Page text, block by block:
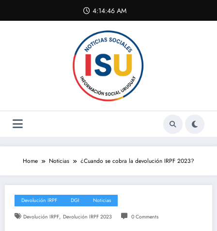
content
4:14:47 AM
Home Noticias ¿Cuando se cobra la devolución IRPF 2023?
Devolución IRPF DGI Noticias
Devolución IRPF, Devolución IRPF 2023 0 Comments